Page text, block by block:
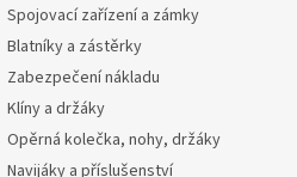
Spojovací zařízení a zámky
Blatníky a zástěrky
Zabezpečení nákladu
Klíny a držáky
Opěrná kolečka, nohy, držáky
Navijáky a příslušenství